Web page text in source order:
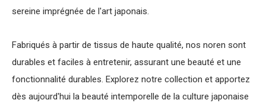
sereine imprégnée de l'art japonais.
Fabriqués à partir de tissus de haute qualité, nos noren sont
durables et faciles à entretenir, assurant une beauté et une
fonctionnalité durables. Explorez notre collection et apportez
dès aujourd'hui la beauté intemporelle de la culture japonaise